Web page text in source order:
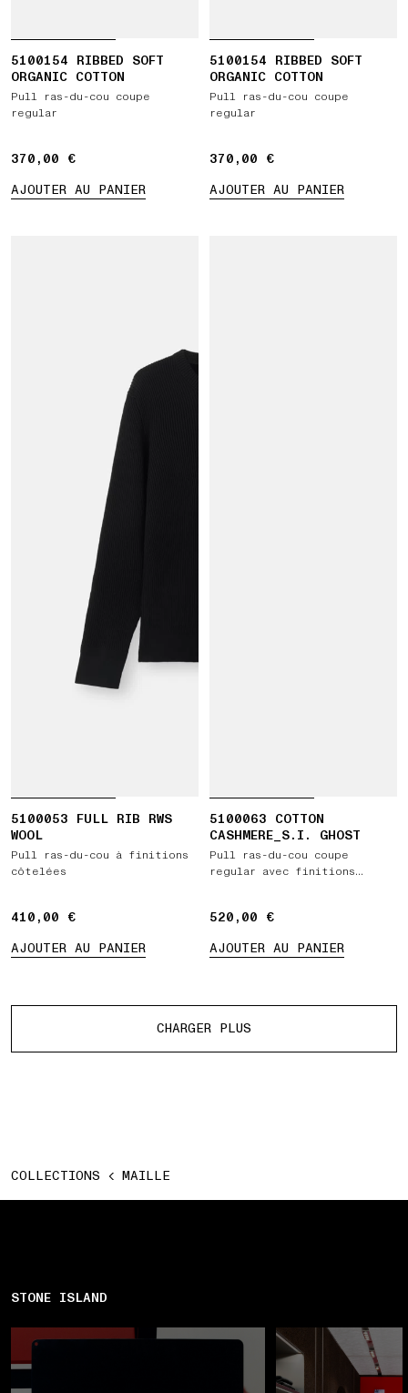
5100154 RIBBED SOFT
ORGANIC COTTON
Pull ras-du-cou coupe
regular
370,00 €
370,00 €
AJOUTER AU PANIER
5100154 RIBBED SOFT
ORGANIC COTTON
Pull ras-du-cou coupe
regular
370,00 €
370,00 €
AJOUTER AU PANIER
5100053 FULL RIB RWS
WOOL
Pull ras-du-cou à finitions
côtelées
410,00 €
410,00 €
AJOUTER AU PANIER
5100063 COTTON
CASHMERE_S.I. GHOST
Pull ras-du-cou coupe
regular avec finitions
520,00 €
520,00 €
AJOUTER AU PANIER
CHARGER PLUS
COLLECTIONS MAILLE
STONE ISLAND